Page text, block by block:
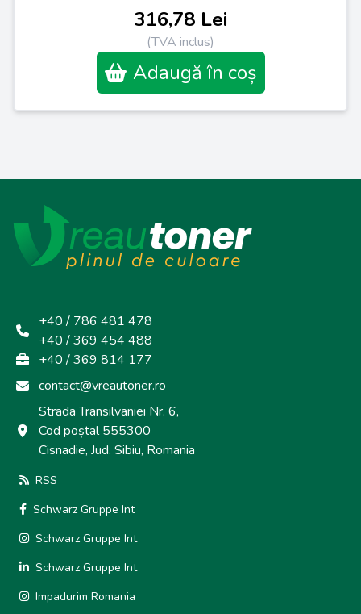
316,78 Lei
(TVA inclus)
Adaugă în coș
+40 / 786 481 478
+40 / 369 454 488
+40 / 369 814 177
contact@vreautoner.ro
Strada Transilvaniei Nr. 6,
Cod poștal 555300
Cisnadie, Jud. Sibiu, Romania
RSS
Schwarz Gruppe Int
Schwarz Gruppe Int
Schwarz Gruppe Int
Impadurim Romania